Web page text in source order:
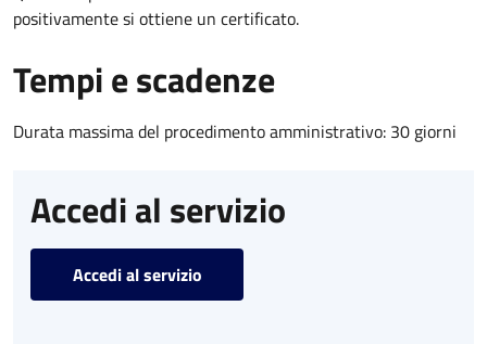
positivamente si ottiene un certificato.
Tempi e scadenze
Durata massima del procedimento amministrativo: 30 giorni
Accedi al servizio
Accedi al servizio